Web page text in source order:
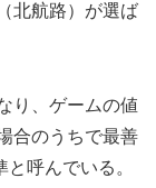
北航路）が選ば
り、ゲームの値
合のうちで最善
呼んでいる。